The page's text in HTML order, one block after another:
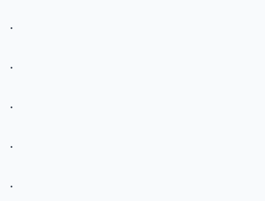
.
.
.
.
.